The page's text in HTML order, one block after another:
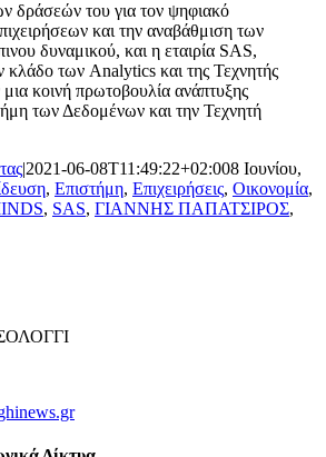
δράσεών του για τον ψηφιακό
και την αναβάθμιση των
δυναμικού, και η εταιρία SAS,
κλάδο των Analytics και της Τεχνητής
κοινή πρωτοβουλία ανάπτυξης
των Δεδομένων και την Τεχνητή
|2021-06-08T11:49:22+02:008 Ιουνίου,
, Επιστήμη, Επιχειρήσεις, Οικονομία,
, SAS, ΓΙΑΝΝΗΣ ΠΑΠΑΤΣΙΡΟΣ,